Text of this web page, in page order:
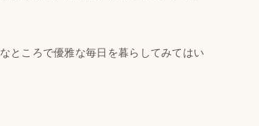
ところで優雅な毎日を暮らしてみてはい